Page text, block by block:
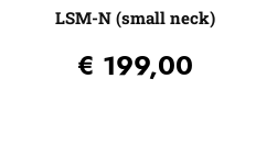
LSM-N (small neck)
€ 199,00